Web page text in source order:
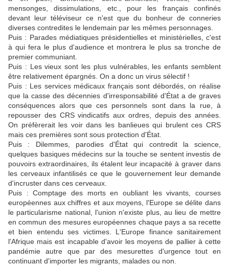
mensonges, dissimulations, etc., pour les français confinés
devant leur téléviseur ce n'est que du bonheur de conneries
diverses contredites le lendemain par les mêmes personnages.
Puis : Parades médiatiques présidentielles et ministérielles, c'est
à qui fera le plus d'audience et montrera le plus sa tronche de
premier communiant.
Puis : Les vieux sont les plus vulnérables, les enfants semblent
être relativement épargnés. On a donc un virus sélectif !
Puis : Les services médicaux français sont débordés, on réalise
que la casse des décennies d'irresponsabilité d'État a de graves
conséquences alors que ces personnels sont dans la rue, à
repousser des CRS vindicatifs aux ordres, depuis des années.
On préfèrerait les voir dans les banlieues qui brulent ces CRS
mais ces premières sont sous protection d'État.
Puis : Dilemmes, parodies d'État qui contredit la science,
quelques basiques médecins sur la touche se sentent investis de
pouvoirs extraordinaires, ils étalent leur incapacité à graver dans
les cerveaux infantilisés ce que le gouvernement leur demande
d'incruster dans ces cerveaux.
Puis : Comptage des morts en oubliant les vivants, courses
européennes aux chiffres et aux moyens, l'Europe se délite dans
le particularisme national, l'union n'existe plus, au lieu de mettre
en commun des mesures européennes chaque pays a sa recette
et bien entendu ses victimes. L'Europe finance sanitairement
l'Afrique mais est incapable d'avoir les moyens de pallier à cette
pandémie autre que par des mesurettes d'urgence tout en
continuant d'importer les migrants, malades ou non.